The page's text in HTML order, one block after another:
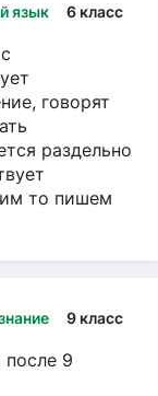
язык 6 класс
говорят
раздельно
то пишем
9 класс
9